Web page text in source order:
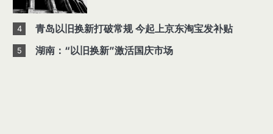
4 青岛以旧换新打破常规 今起上京东淘宝发补贴
5 湖南：“以旧换新”激活国庆市场